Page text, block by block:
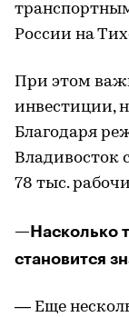
России на
При этом
инвестиции,
Благодаря
Владивосток
78 тыс.
—Насколько
становится
— Еще